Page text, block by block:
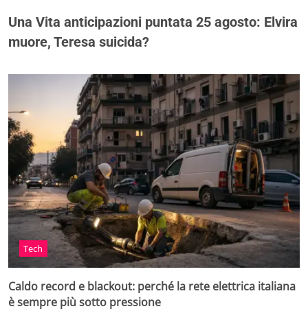
Una Vita anticipazioni puntata 25 agosto: Elvira
muore, Teresa suicida?
Tech
Caldo record e blackout: perché la rete elettrica italiana
è sempre più sotto pressione